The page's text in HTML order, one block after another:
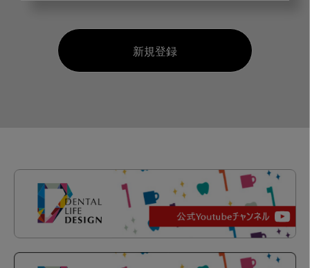
新規登録